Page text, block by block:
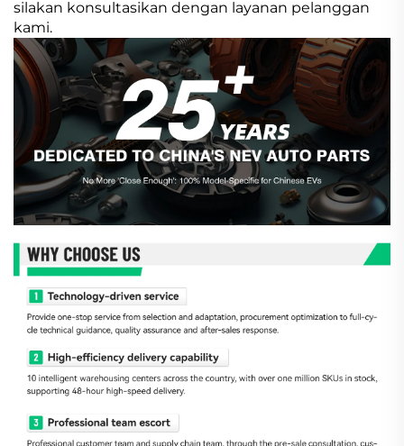
silakan konsultasikan dengan layanan pelanggan
kami.